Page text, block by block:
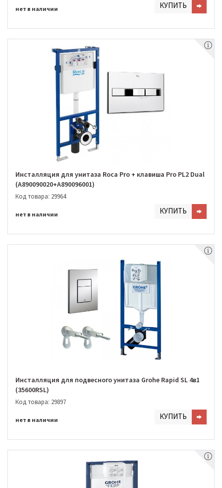
нет в наличии КУПИТЬ
Инсталляция для унитаза Roca Pro + клавиша Pro PL2 Dual
(A890090020+A890096001)
Код товара: 29964
нет в наличии КУПИТЬ
Инсталляция для подвесного унитаза Grohe Rapid SL 4в1
(35600RSL)
Код товара: 29897
нет в наличии КУПИТЬ